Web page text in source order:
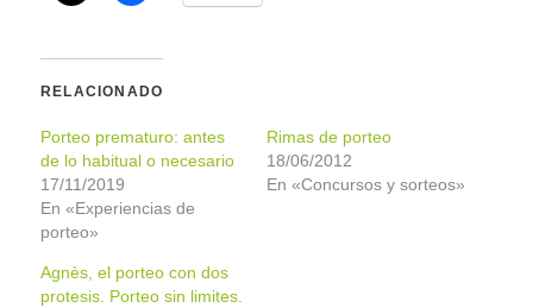
RELACIONADO
Porteo prematuro: antes
de lo habitual o necesario
17/11/2019
En «Experiencias de
porteo»
Rimas de porteo
18/06/2012
En «Concursos y sorteos»
Agnès, el porteo con dos
protesis. Porteo sin limites.